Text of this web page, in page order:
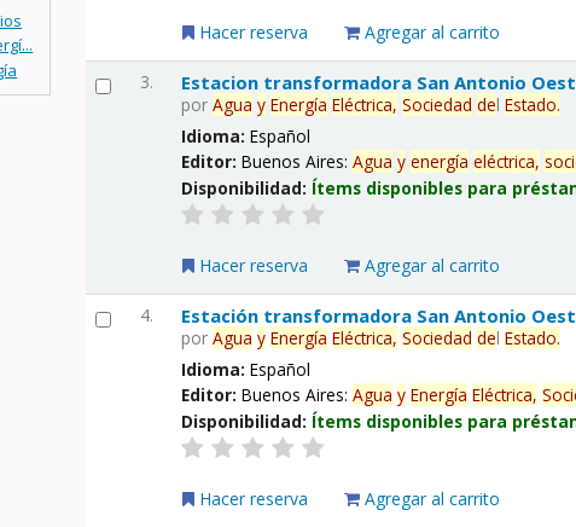
Hacer reserva Agregar al carrito
3. Estacion transformadora San Antonio
porAgua y Energía Eléctrica, Sociedad delEstado.
Idioma:Español
Editor:Buenos Aires:Agua y energía eléctrica,
Disponibilidad: Ítems disponibles para
Hacer reserva Agregar al carrito
4. Estación transformadora San Antonio
porAgua y Energía Eléctrica, Sociedad delEstado.
Idioma:Español
Editor:Buenos Aires:Agua y Energía Eléctrica,
Disponibilidad: Ítems disponibles para
Hacer reserva Agregar al carrito